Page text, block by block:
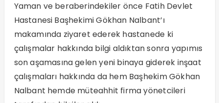
Yaman ve beraberindekiler önce Fatih Devlet
Hastanesi Başhekimi Gökhan Nalbant’ı
makamında ziyaret ederek hastanede ki
çalışmalar hakkında bilgi aldıktan sonra yapımıs
son aşamasına gelen yeni binaya giderek inşaat
çalışmaları hakkında da hem Başhekim Gökhan
Nalbant hemde müteahhit firma yönetcileri